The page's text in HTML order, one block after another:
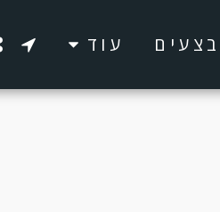
עוד